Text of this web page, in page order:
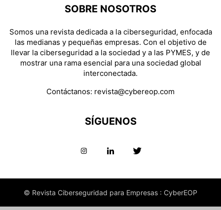
SOBRE NOSOTROS
Somos una revista dedicada a la ciberseguridad, enfocada
las medianas y pequeñas empresas. Con el objetivo de
llevar la ciberseguridad a la sociedad y a las PYMES, y de
mostrar una rama esencial para una sociedad global
interconectada.
Contáctanos: revista@cybereop.com
SÍGUENOS
© Revista Ciberseguridad para Empresas : CyberEOP